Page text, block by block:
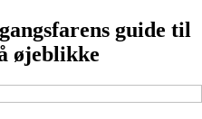
guide til
øjeblikke